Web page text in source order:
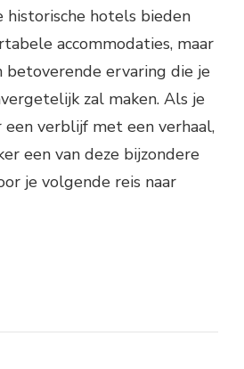
historische hotels bieden
accommodaties, maar
betoverende ervaring die je
zal maken. Als je
een verblijf met een verhaal,
een van deze bijzondere
je volgende reis naar